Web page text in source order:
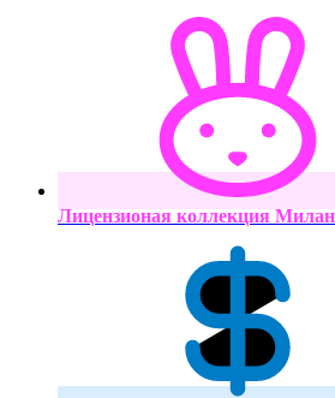
Лицензионая коллекция